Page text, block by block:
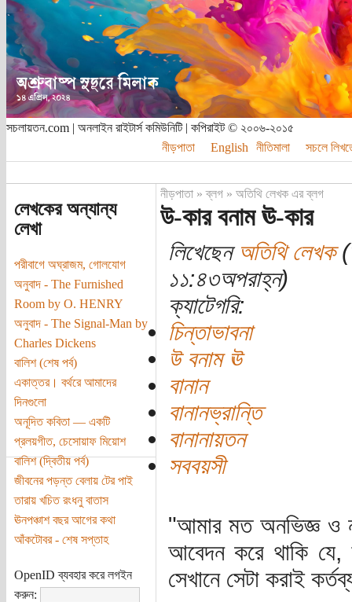
সচলায়তন.com | অনলাইন রাইটার্স কমিউনিটি | কপিরাইট © ২০০৬-২০১৫
নীড়পাতা
English নীতিমালা সচলে
লেখকের অন্যান্য
লেখা
পরীবাগে অঘ্রাজম, গোলযোগ
অনুবাদ - The Furnished
Room by O. HENRY
অনুবাদ - The Signal-Man by
Charles Dickens
বালিশ (শেষ পর্ব)
একাত্তর। বর্থরে আমাদের
দিনগুলো
অনূদিত কবিতা — একটি
প্রলয়গীত, চেসোয়াফ মিয়োশ
বালিশ (দ্বিতীয় পর্ব)
জীবনের পড়ন্ত বেলায় টের পাই
তারায় খচিত রংধনু বাতাস
ঊনপঞ্চাশ বছর আগের কথা
আঁকটোবর - শেষ সপ্তাহ
OpenID ব্যবহার করে লগইন
করুন:
নীড়পাতা»ব্লগ» অতিথি লেখক এর ব্লগ
উ-কার বনাম ঊ-কার
লিখেছেন অতিথি লেখক
১১:৪৩অপরাহ্ন)
ক্যাটেগরি:
চিন্তাভাবনা
উ বনাম ঊ
বানান
বানানভ্রান্তি
বানানায়তন
সববয়সী
"আমার মত অনভিজ্ঞ ও
আবেদন করে থাকি যে,
সেখানে সেটা করাই